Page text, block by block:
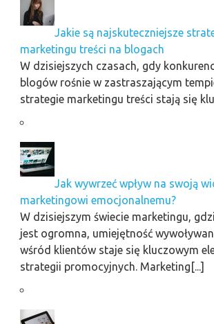
Jakie są najskuteczniejsze
marketingu treści na blogach
W dzisiejszych czasach, gdy
blogów rośnie w zastraszającym
strategie marketingu treści stają się
Jak wywrzeć wpływ na swoją
marketingowi emocjonalnemu?
W dzisiejszym świecie marketingu,
jest ogromna, umiejętność
wśród klientów staje się kluczowym
strategii promocyjnych. Marketing[...]